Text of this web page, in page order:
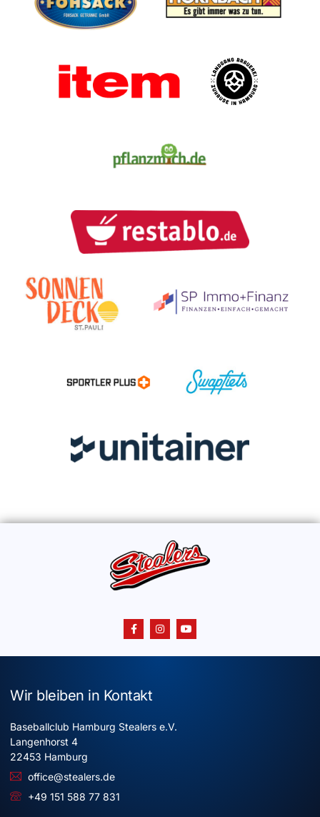
Wir bleiben in Kontakt
Baseballclub Hamburg Stealers e.V.
Langenhorst 4
22453 Hamburg
office@stealers.de
+49 151 588 77 831